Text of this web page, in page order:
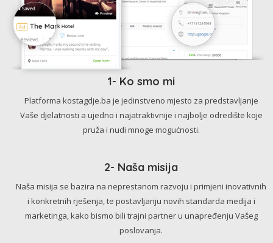
1- Ko smo mi
Platforma kostagdje.ba je jedinstveno mjesto za predstavljanje
Vaše djelatnosti a ujedno i najatraktivnije i najbolje odredište koje
pruža i nudi mnoge mogućnosti.
2- Naša misija
Naša misija se bazira na neprestanom razvoju i primjeni inovativnih
i konkretnih rješenja, te postavljanju novih standarda medija i
marketinga, kako bismo bili trajni partner u unapređenju Vašeg
poslovanja.